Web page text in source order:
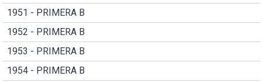
1951 - PRIMERA B
1952 - PRIMERA B
1953 - PRIMERA B
1954 - PRIMERA B